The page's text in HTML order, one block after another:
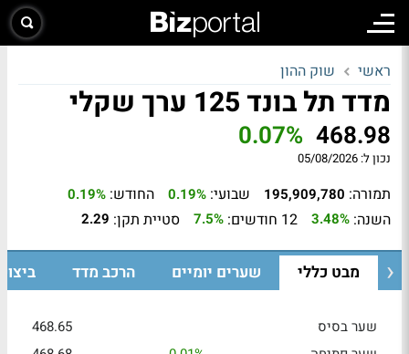
ראשי שוק ההון
מדד תל בונד 125 ערך שקלי
468.98
0.07%
נכון ל: 05/08/2026
תמורה: 195,909,780 שבועי: 0.19% החודש: 0.19%
השנה: 3.48% 12 חודשים: 7.5% סטיית תקן: 2.29
מבט כללי שערים יומיים הרכב מדד
שער בסיס
468.65